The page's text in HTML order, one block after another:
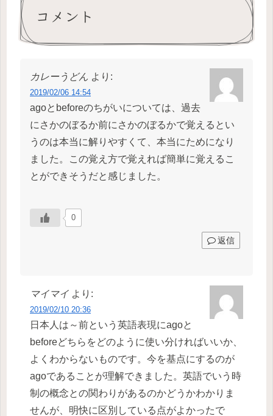
コメント
カレーうどん より:
2019/02/06 14:54
agoとbeforeのちがいについては、過去
にさかのぼるか前にさかのぼるかで覚えるとい
うのは本当に解りやすくて、本当にためになり
ました。この覚え方で覚えれば簡単に覚えるこ
とができそうだと感じました。
0
返信
マイマイ より:
2019/02/10 20:36
日本人は～前という英語表現にagoと
beforeどちらをどのように使い分ければいいか、
よくわからないものです。今を基点にするのが
agoであることが理解できました。英語でいう時
制の概念との関わりがあるのかどうかわかりま
せんが、明快に区別している点がよかったで